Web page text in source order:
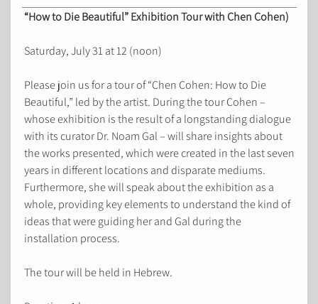
“How to Die Beautiful” Exhibition Tour with Chen Cohen)
Saturday, July 31 at 12 (noon)
Please join us for a tour of “Chen Cohen: How to Die
Beautiful,” led by the artist. During the tour Cohen –
whose exhibition is the result of a longstanding dialogue
with its curator Dr. Noam Gal – will share insights about
the works presented, which were created in the last seven
years in different locations and disparate mediums.
Furthermore, she will speak about the exhibition as a
whole, providing key elements to understand the kind of
ideas that were guiding her and Gal during the
installation process.
The tour will be held in Hebrew.